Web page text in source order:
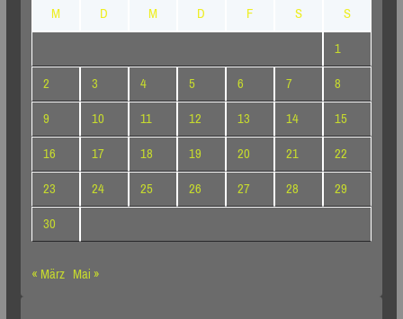
M
D M D F S
S
1
2
3 4 5 6 7
8
9
10 11 12 13 14
15
16
17 18 19 20 21
22
23
24 25 26 27 28
29
30
« März Mai »